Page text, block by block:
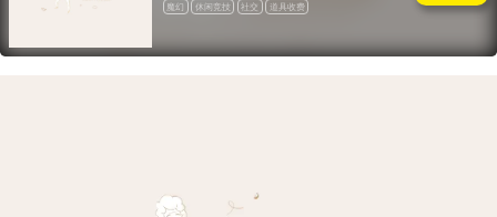
魔幻 休闲竞技 社交 道具收费